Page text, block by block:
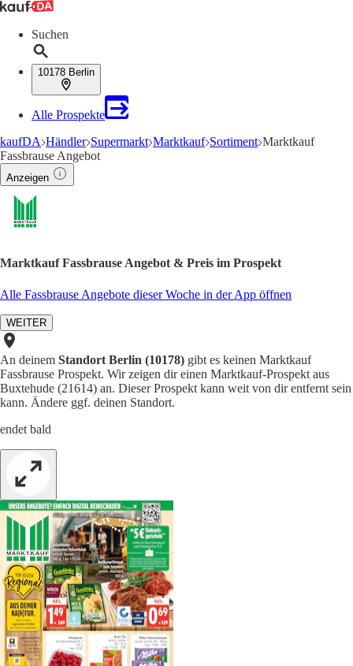
Suchen
10178 Berlin
Alle Prospekte
kaufDA Händler Supermarkt Marktkauf Sortiment Marktkauf
Fassbrause Angebot
Anzeigen
Marktkauf Fassbrause Angebot & Preis im Prospekt
Alle Fassbrause Angebote dieser Woche in der App öffnen
WEITER
An deinem Standort Berlin (10178) gibt es keinen Marktkauf
Fassbrause Prospekt. Wir zeigen dir einen Marktkauf-Prospekt aus
Buxtehude (21614) an. Dieser Prospekt kann weit von dir entfernt sein
kann. Ändere ggf. deinen Standort.
endet bald